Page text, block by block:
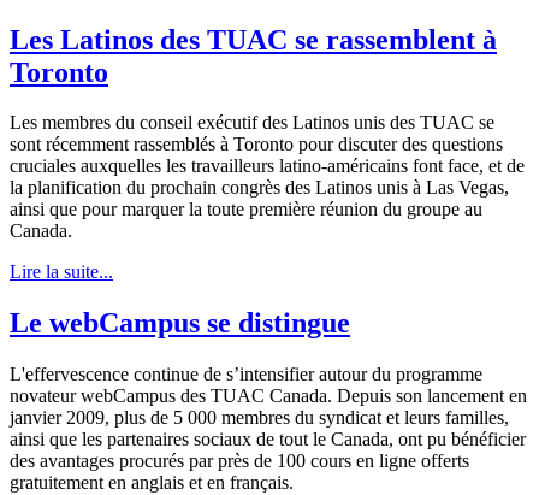
Les Latinos des TUAC se rassemblent à
Toronto
Les membres du conseil exécutif des Latinos unis des TUAC se
sont récemment rassemblés à Toronto pour discuter des questions
cruciales auxquelles les travailleurs latino-américains font face, et de
la planification du prochain congrès des Latinos unis à Las Vegas,
ainsi que pour marquer la toute première réunion du groupe au
Canada.
Lire la suite...
Le webCampus se distingue
L'effervescence continue de s’intensifier autour du programme
novateur webCampus des TUAC Canada. Depuis son lancement en
janvier 2009, plus de 5 000 membres du syndicat et leurs familles,
ainsi que les partenaires sociaux de tout le Canada, ont pu bénéficier
des avantages procurés par près de 100 cours en ligne offerts
gratuitement en anglais et en français.